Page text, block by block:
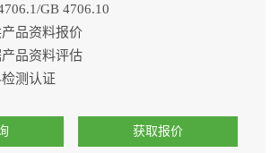
GB 4706.10
品资料报价
品资料评估
测认证
获取报价